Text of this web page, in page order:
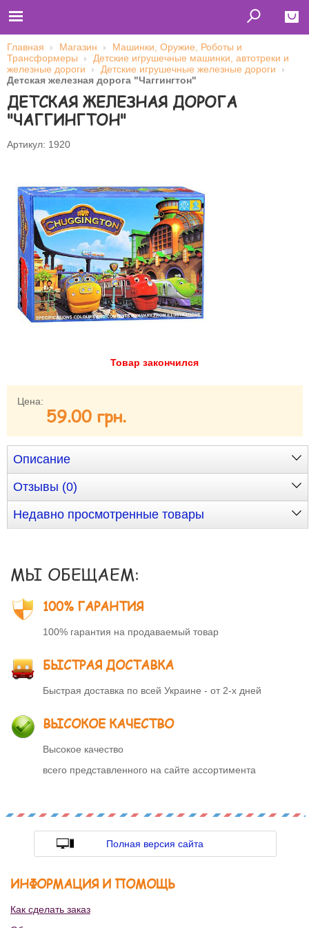
Close
Главная
Футболки
Толстовки (кенгурушки)
Свитшоты
Бейсболки
Сотрудничество
Имя пользователя (логин)
Пароль
Запомнить меня
Главная Магазин
Машинки, Оружие, Роботы и
Трансформеры
Детские игрушечные машинки, автотреки и
железные дороги
Детские игрушечные железные дороги
Детская железная дорога "Чаггингтон"
ДЕТСКАЯ ЖЕЛЕЗНАЯ ДОРОГА
"ЧАГГИНГТОН"
Артикул: 1920
Товар закончился
Цена:
59.00 грн.
Описание
Отзывы (0)
Недавно просмотренные товары
МЫ ОБЕЩАЕМ:
100% ГАРАНТИЯ
100% гарантия на продаваемый товар
БЫСТРАЯ ДОСТАВКА
Быстрая доставка по всей Украине - от 2-х дней
ВЫСОКОЕ КАЧЕСТВО
Высокое качество
всего представленного на сайте ассортимента
Полная версия сайта
ИНФОРМАЦИЯ И ПОМОЩЬ
Как сделать заказ